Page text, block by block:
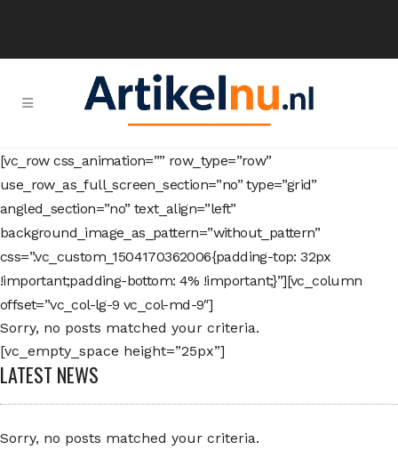
[vc_row css_animation=”” row_type=”row”
use_row_as_full_screen_section=”no” type=”grid”
angled_section=”no” text_align=”left”
background_image_as_pattern=”without_pattern”
css=”.vc_custom_1504170362006{padding-top: 32px
!important;padding-bottom: 4% !important;}”][vc_column
offset=”vc_col-lg-9 vc_col-md-9″]
Sorry, no posts matched your criteria.
[vc_empty_space height=”25px”]
LATEST NEWS
Sorry, no posts matched your criteria.